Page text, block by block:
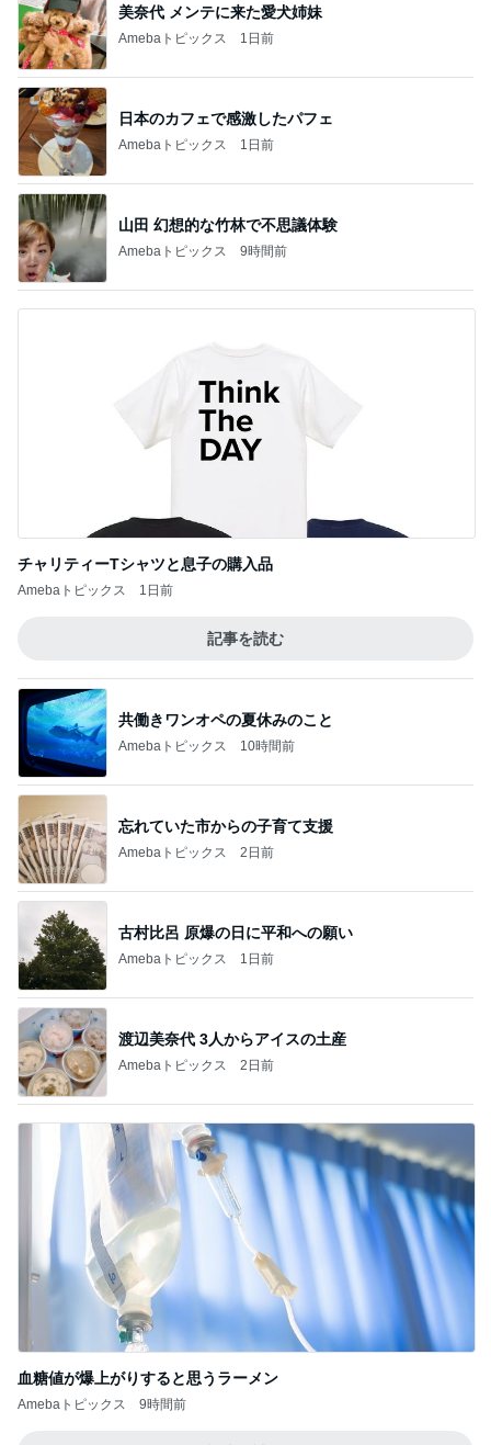
美奈代 メンテに来た愛犬姉妹
Amebaトピックス 1日前
日本のカフェで感激したパフェ
Amebaトピックス 1日前
山田 幻想的な竹林で不思議体験
Amebaトピックス 9時間前
チャリティーTシャツと息子の購入品
Amebaトピックス 1日前
記事を読む
共働きワンオペの夏休みのこと
Amebaトピックス 10時間前
忘れていた市からの子育て支援
Amebaトピックス 2日前
古村比呂 原爆の日に平和への願い
Amebaトピックス 1日前
渡辺美奈代 3人からアイスの土産
Amebaトピックス 2日前
血糖値が爆上がりすると思うラーメン
Amebaトピックス 9時間前